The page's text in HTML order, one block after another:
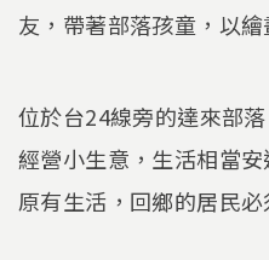
友，帶著部落孩童，以繪
位於台24線旁的達來部
經營小生意，生活相當
原有生活，回鄉的居民必